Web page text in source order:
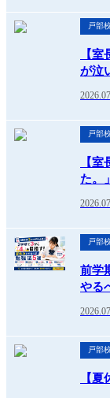
戸部
【
が泣
戸部
【
た。
戸部
前学
やる
戸部
【